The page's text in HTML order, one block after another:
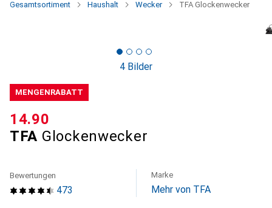
Gesamtsortiment Haushalt Wecker TFA Glockenwecker
4 Bilder
MENGENRABATT
TFA Glockenwecker
CHF
14.90
473
Bewertungen Marke
Mehr von TFA